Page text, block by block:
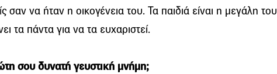
σαν να ήταν η οικογένεια του. Τα παιδιά είναι η μεγάλη του
τα πάντα για να τα ευχαριστεί.
σου δυνατή γευστική μνήμη;